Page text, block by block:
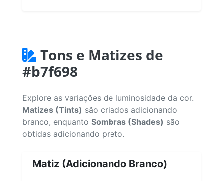
Tons e Matizes de
#b7f698
Explore as variações de luminosidade da cor.
Matizes (Tints) são criados adicionando
branco, enquanto Sombras (Shades) são
obtidas adicionando preto.
Matiz (Adicionando Branco)